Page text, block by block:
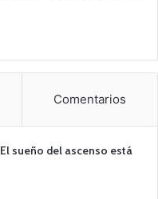
Comentarios
sueño del ascenso está